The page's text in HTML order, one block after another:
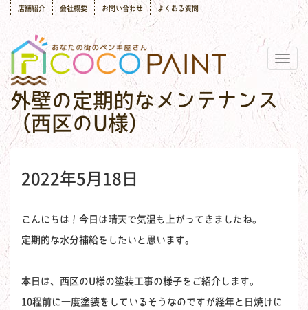
店舗紹介 会社概要 お問い合わせ よくある質問
外壁の定期的なメンテナンス
（西区のU様）
2022年5月18日
こんにちは！今日は晴天で気温も上がってきましたね。
定期的な水分補給をしたいと思います。
本日は、西区のU様の塗装工事の様子をご紹介します。
10程前に一度塗装をしているそうなのですが経年と日焼けに